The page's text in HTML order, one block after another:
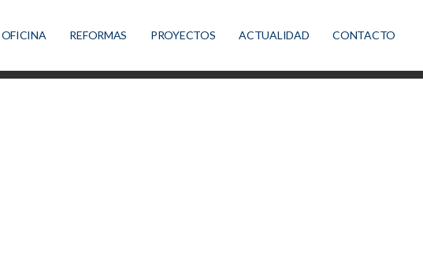
OFICINA REFORMAS PROYECTOS ACTUALIDAD CONTACTO